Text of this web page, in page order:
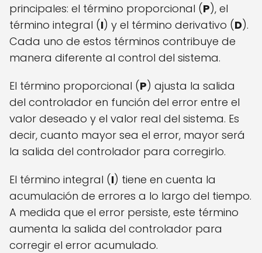
principales: el término proporcional (P), el
término integral (I) y el término derivativo (D).
Cada uno de estos términos contribuye de
manera diferente al control del sistema.
El término proporcional (P) ajusta la salida
del controlador en función del error entre el
valor deseado y el valor real del sistema. Es
decir, cuanto mayor sea el error, mayor será
la salida del controlador para corregirlo.
El término integral (I) tiene en cuenta la
acumulación de errores a lo largo del tiempo.
A medida que el error persiste, este término
aumenta la salida del controlador para
corregir el error acumulado.